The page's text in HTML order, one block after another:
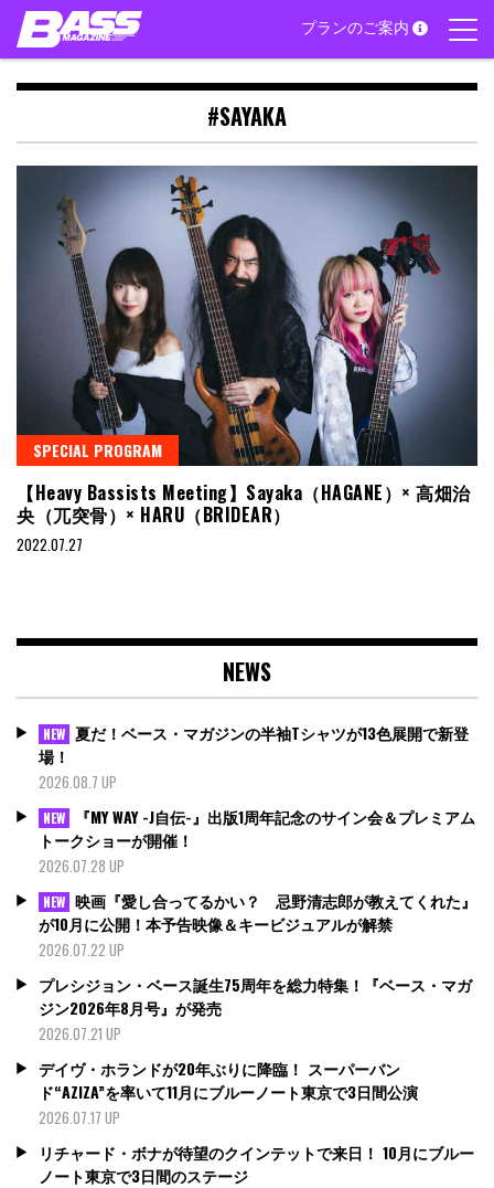
Skip
content
プランのご案内
#SAYAKA
SPECIAL PROGRAM
【Heavy Bassists Meeting】Sayaka（HAGANE）× 高畑治
央（兀突骨）× HARU（BRIDEAR）
2022.07.27
NEWS
NEW 夏だ！ベース・マガジンの半袖Tシャツが13色展開で新登
場！
2026.08.7 UP
NEW
『MY WAY -J自伝-』出版1周年記念のサイン会＆プレミアム
トークショーが開催！
2026.07.28 UP
NEW 映画『愛し合ってるかい？ 忌野清志郎が教えてくれた』
が10月に公開！本予告映像＆キービジュアルが解禁
2026.07.22 UP
プレシジョン・ベース誕生75周年を総力特集！『ベース・マガ
ジン2026年8月号』が発売
2026.07.21 UP
デイヴ・ホランドが20年ぶりに降臨！ スーパーバン
ド“AZIZA”を率いて11月にブルーノート東京で3日間公演
2026.07.17 UP
リチャード・ボナが待望のクインテットで来日！ 10月にブルー
ノート東京で3日間のステージ